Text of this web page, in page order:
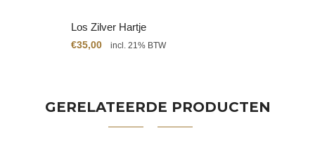
Los Zilver Hartje
€35,00 incl. 21% BTW
GERELATEERDE PRODUCTEN